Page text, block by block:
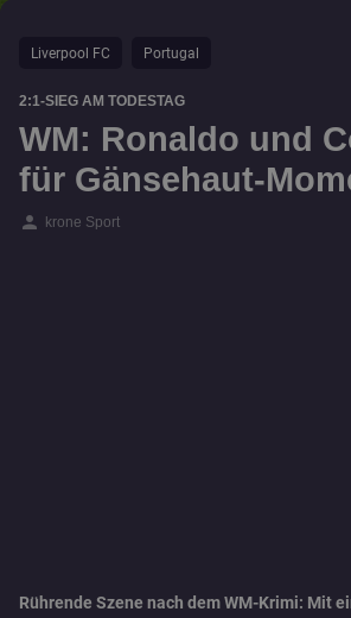
Liverpool FC Portugal
2:1-SIEG AM TODESTAG
WM: Ronaldo und
für Gänsehaut-
person krone Sport
Rührende Szene nach dem WM-Krimi: Mit